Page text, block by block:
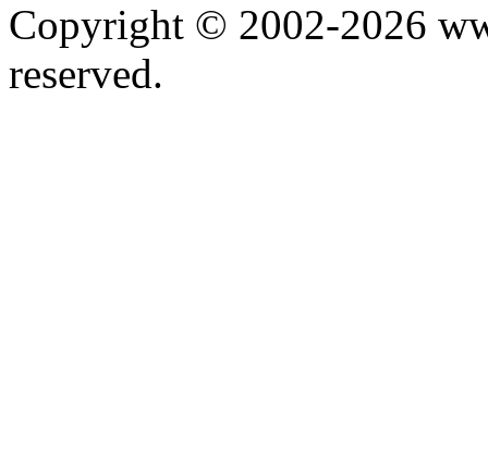
Copyright © 2002-2026
reserved.